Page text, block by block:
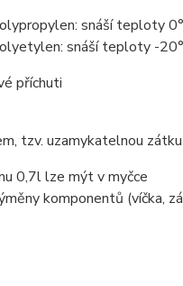
snáší teploty
snáší teploty -
příchuti
tzv. uzamykatelnou
0,7l lze mýt v myčce
komponentů (víčka,